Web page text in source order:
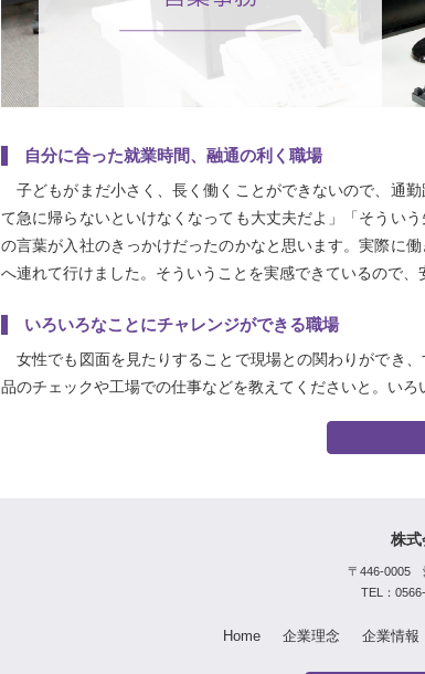
自分に合った就業時間、融通の利く職場
子どもがまだ小さく、長く働くことができないので、通
て急に帰らないといけなくなっても大丈夫だよ」「そうい
の言葉が入社のきっかけだったのかなと思います。実際に
へ連れて行けました。そういうことを実感できているので、
いろいろなことにチャレンジができる職場
女性でも図面を見たりすることで現場との関わりができ
品のチェックや工場での仕事などを教えてくださいと。い
株式
〒446-0005
TEL：
Home 企業理念 企業情報